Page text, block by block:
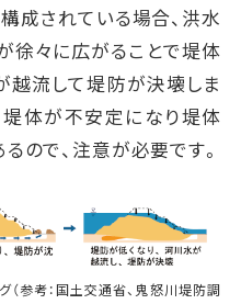
成されている場合、洪水
徐々に広がることで堤体
越流して堤防が決壊しま
堤体が不安定になり堤体
ので、注意が必要です。
（参考：国土交通省、鬼怒川堤防調